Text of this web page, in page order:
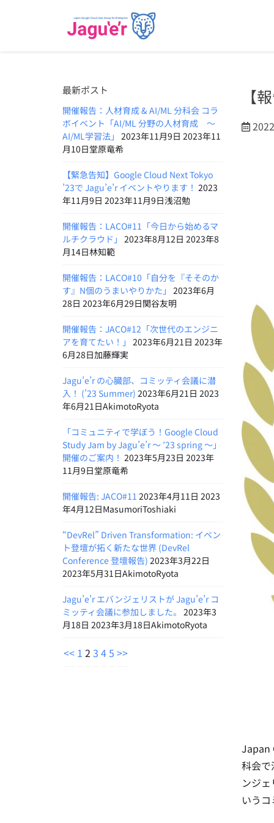
最新ポスト
開催報告：人材育成 & AI/ML 分科会 コラ
ボイベント「AI/ML 分野の人材育成 〜
AI/ML学習法」 2023年11月9日 2023年11
月10日堂原竜希
【緊急告知】Google Cloud Next Tokyo
’23で Jagu’e’r イベントやります！ 2023
年11月9日 2023年11月9日浅沼勉
開催報告：LACO#11「今日から始めるマ
ルチクラウド」 2023年8月12日 2023年8
月14日林知範
開催報告：LACO#10「自分を『そそのか
す』N個のうまいやりかた」 2023年6月
28日 2023年6月29日関谷友明
開催報告：JACO#12「次世代のエンジニ
アを育てたい！」 2023年6月21日 2023年
6月28日加藤輝実
Jagu’e’r の心臓部、コミッティ会議に潜
入！ (’23 Summer) 2023年6月21日 2023
年6月21日AkimotoRyota
「コミュニティで学ぼう！Google Cloud
Study Jam by Jagu’e’r 〜 ’23 spring 〜」
開催のご案内！ 2023年5月23日 2023年
11月9日堂原竜希
開催報告: JACO#11 2023年4月11日 2023
年4月12日MasumoriToshiaki
“DevRel” Driven Transformation: イベン
ト登壇が拓く新たな世界 (DevRel
Conference 登壇報告) 2023年3月22日
2023年5月31日AkimotoRyota
Jagu’e’r エバンジェリストが Jagu’e’r コ
ミッティ会議に参加しました。 2023年3
月18日 2023年3月18日AkimotoRyota
<< 1 2 3 45 >>
【
Japan
科会で
ンジ
いう